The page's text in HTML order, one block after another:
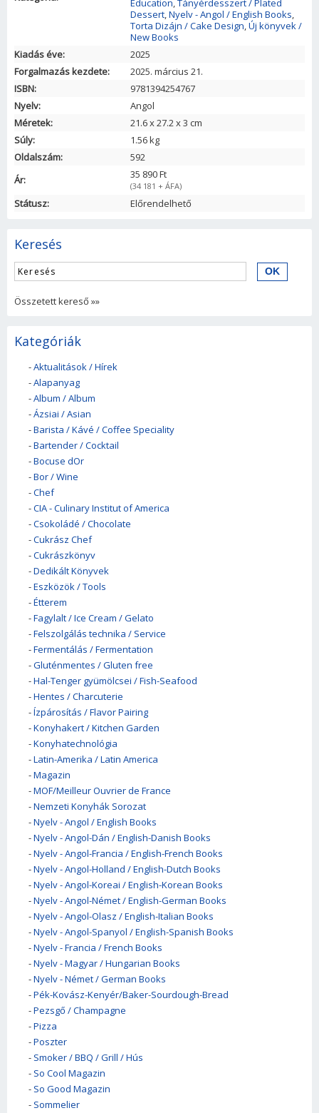
Education,Tányérdesszert / Plated
Dessert,Nyelv - Angol / English Books,
Torta Dizájn / Cake Design,Új könyvek /
New Books
Kiadás éve:
2025
Forgalmazás kezdete:
2025. március 21.
ISBN:
9781394254767
Nyelv:
Angol
Méretek:
21.6x27.2x3 cm
Súly:
1.56 kg
Oldalszám:
592
Ár:
35 890 Ft
(34 181 + ÁFA)
Státusz: Előrendelhető
Keresés
Összetett kereső »»
Kategóriák
-Aktualitások / Hírek
-Alapanyag
-Album / Album
-Ázsiai / Asian
-Barista / Kávé / Coffee Speciality
-Bartender / Cocktail
-Bocuse dOr
-Bor / Wine
-Chef
-CIA - Culinary Institut of America
-Csokoládé / Chocolate
-Cukrász Chef
-Cukrászkönyv
-Dedikált Könyvek
-Eszközök / Tools
-Étterem
-Fagylalt / Ice Cream / Gelato
-Felszolgálás technika / Service
-Fermentálás / Fermentation
-Gluténmentes / Gluten free
-Hal-Tenger gyümölcsei / Fish-Seafood
-Hentes / Charcuterie
-Ízpárosítás / Flavor Pairing
-Konyhakert / Kitchen Garden
-Konyhatechnológia
-Latin-Amerika / Latin America
-Magazin
-MOF/Meilleur Ouvrier de France
-Nemzeti Konyhák Sorozat
-Nyelv - Angol / English Books
-Nyelv - Angol-Dán / English-Danish Books
-Nyelv - Angol-Francia / English-French Books
-Nyelv - Angol-Holland / English-Dutch Books
-Nyelv - Angol-Koreai / English-Korean Books
-Nyelv - Angol-Német / English-German Books
-Nyelv - Angol-Olasz / English-Italian Books
-Nyelv - Angol-Spanyol / English-Spanish Books
-Nyelv - Francia / French Books
-Nyelv - Magyar / Hungarian Books
-Nyelv - Német / German Books
-Pék-Kovász-Kenyér/Baker-Sourdough-Bread
-Pezsgő / Champagne
-Pizza
-Poszter
- Smoker / BBQ / Grill / Hús
- So Cool Magazin
- So Good Magazin
- Sommelier